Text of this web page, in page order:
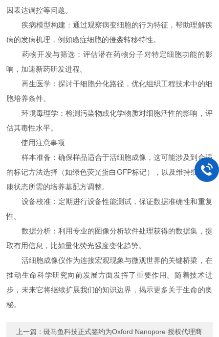
因表达调控等问题。
疾病模型构建：通过观察病变细胞的行为特征，帮助理解疾
病的发病机理，例如癌症细胞的侵袭转移特性。
药物开发与筛选：评估潜在药物分子对特定细胞功能的影
响，加速新药研发进程。
再生医学：探讨干细胞分化路径，优化组织工程技术中的细
胞培养条件。
环境毒理学：检测污染物或化学物质对细胞活性的影响，评
估其毒性水平。
使用注意事项
样本准备：确保样品适合于活细胞成像，这可能涉及到合适
的标记方法选择（如绿色荧光蛋白GFP标记），以及维持细胞健
康状态所需的培养基配方调整。
设备校准：定期进行设备性能测试，保证数据准确性和重复
性。
数据分析：利用专业的图像分析软件处理获得的数据集，提
取有用信息，比如量化荧光强度变化趋势。
活细胞成像仪作为连接宏观现象与微观世界的关键桥梁，在
推动生命科学研究向前发展方面发挥了重要作用。随着技术进
步，未来它将继续扩展我们的知识边界，揭示更多关于生命的奥
秘。
上一篇：斑马鱼科技正式签约为Oxford Nanopore 授权代理商